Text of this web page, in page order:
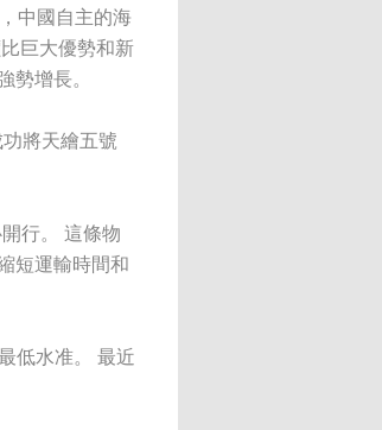
中國自主的海
巨大優勢和新
勢增長。
將天繪五號
行。 這條物
短運輸時間和
低水准。 最近